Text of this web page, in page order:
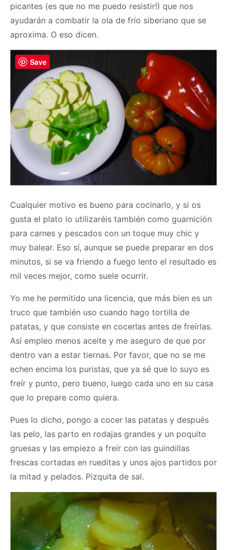
picantes (es que no me puedo resistir!) que nos
ayudarán a combatir la ola de frío siberiano que se
aproxima. O eso dicen.
Cualquier motivo es bueno para cocinarlo, y si os
gusta el plato lo utilizaréis también como guarnición
para carnes y pescados con un toque muy chic y
muy balear. Eso sí, aunque se puede preparar en dos
minutos, si se va friendo a fuego lento el resultado es
mil veces mejor, como suele ocurrir.
Yo me he permitido una licencia, que más bien es un
truco que también uso cuando hago tortilla de
patatas, y que consiste en cocerlas antes de freírlas.
Así empleo menos aceite y me aseguro de que por
dentro van a estar tiernas. Por favor, que no se me
echen encima los puristas, que ya sé que lo suyo es
freír y punto, pero bueno, luego cada uno en su casa
que lo prepare como quiera.
Pues lo dicho, pongo a cocer las patatas y después
las pelo, las parto en rodajas grandes y un poquito
gruesas y las empiezo a freír con las guindillas
frescas cortadas en rueditas y unos ajos partidos por
la mitad y pelados. Pizquita de sal.
Save